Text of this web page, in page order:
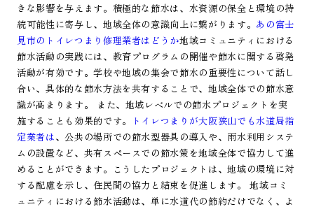
きな影響を与えます。積極的な節水は、水資源の保全と環境の持
続可能性に寄与し、地域全体の意識向上に繋がります。 あの富士
見市のトイレつまり修理業者はどうか地域コミュニティにおける
節水活動の実践には、教育プログラムの開催や節水に関する啓発
活動が有効です。学校や地域の集会で節水の重要性について話し
合い、具体的な節水方法を共有することで、地域全体での節水意
識が高まります。 また、地域レベルでの節水プロジェクトを実
施することも効果的です。
トイレつまりが大阪狭山でも水道局指
定業者は、公共の場所での節水型器具の導入や、雨水利用システ
ムの設置など、共有スペースでの節水策を地域全体で協力して進
めることができます。こうしたプロジェクトは、地域の環境に対
する配慮を示し、住民間の協力と結束を促進します。 地域コミ
ュニティにおける節水活動は、単に水道代の節約だけでなく、よ